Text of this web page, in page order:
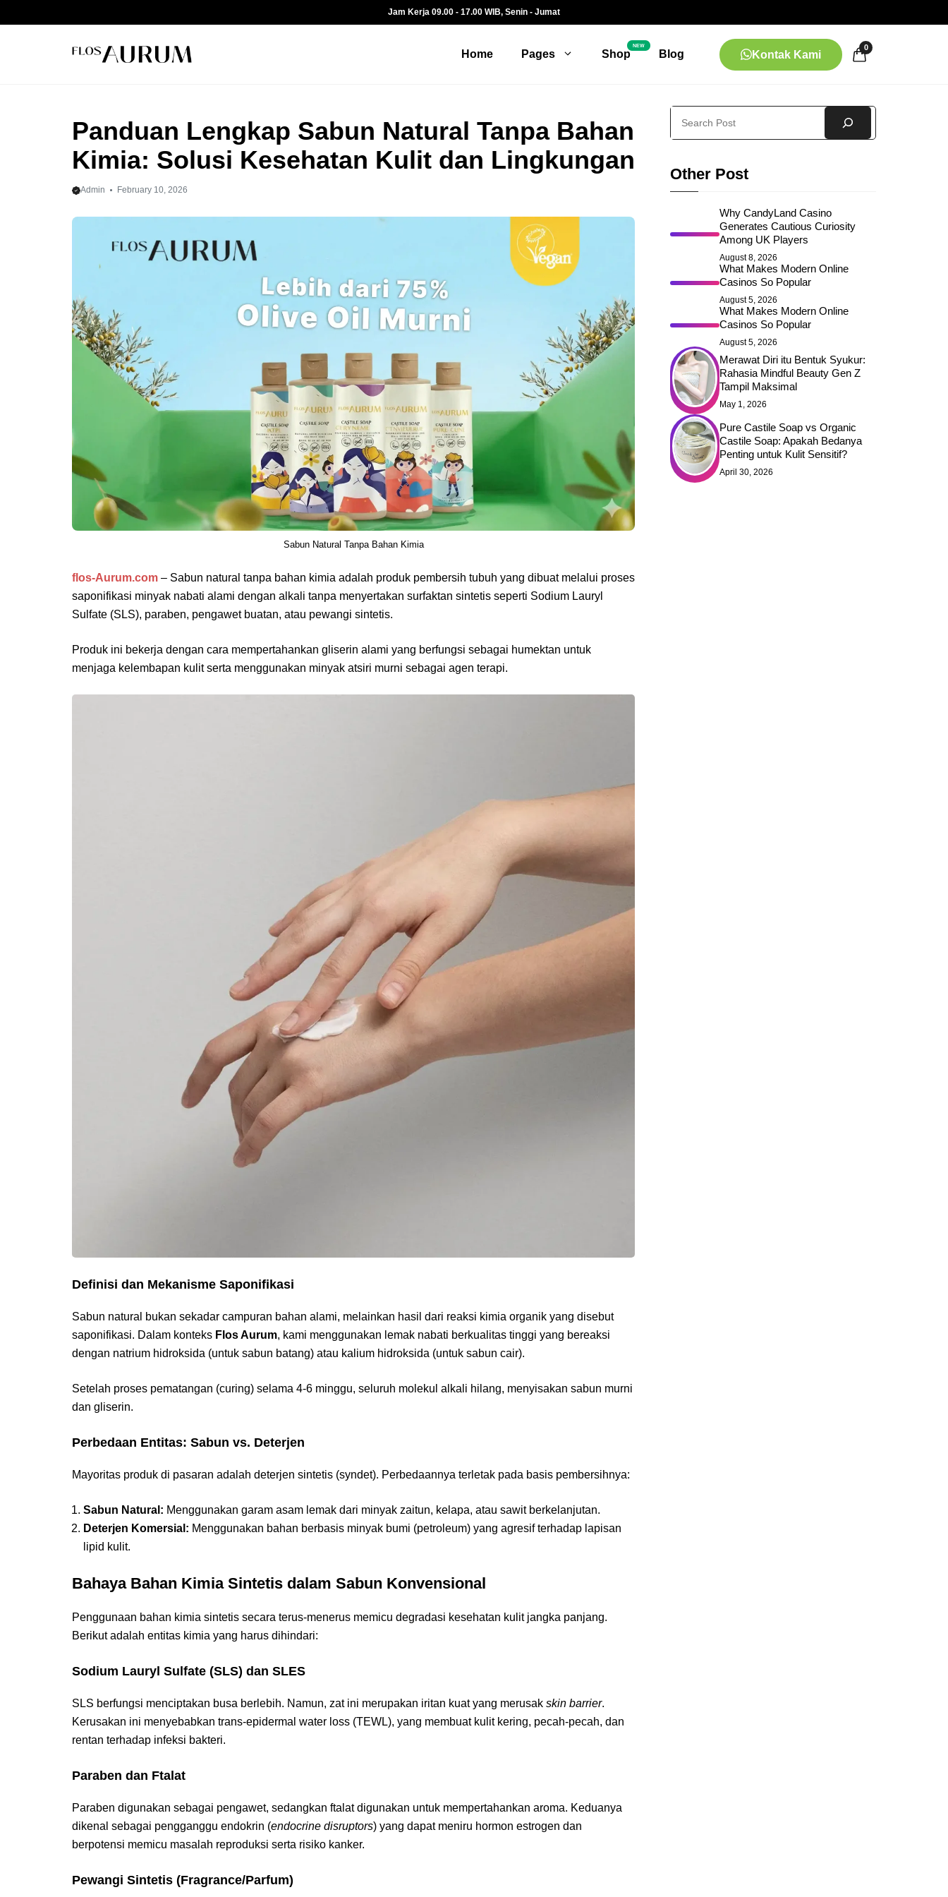
to
Jam Kerja 09.00 - 17.00 WIB, Senin - Jumat
Home Pages Shop
NEW
Blog Kontak Kami
0
Panduan Lengkap Sabun Natural Tanpa Bahan
Kimia: Solusi Kesehatan Kulit dan Lingkungan
Admin February 10, 2026
Sabun Natural Tanpa Bahan Kimia
flos-Aurum.com – Sabun natural tanpa bahan kimia adalah produk pembersih tubuh yang dibuat melalui proses
saponifikasi minyak nabati alami dengan alkali tanpa menyertakan surfaktan sintetis seperti Sodium Lauryl
Sulfate (SLS), paraben, pengawet buatan, atau pewangi sintetis.
Produk ini bekerja dengan cara mempertahankan gliserin alami yang berfungsi sebagai humektan untuk
menjaga kelembapan kulit serta menggunakan minyak atsiri murni sebagai agen terapi.
Definisi dan Mekanisme Saponifikasi
Sabun natural bukan sekadar campuran bahan alami, melainkan hasil dari reaksi kimia organik yang disebut
saponifikasi. Dalam konteks Flos Aurum, kami menggunakan lemak nabati berkualitas tinggi yang bereaksi
dengan natrium hidroksida (untuk sabun batang) atau kalium hidroksida (untuk sabun cair).
Setelah proses pematangan (curing) selama 4-6 minggu, seluruh molekul alkali hilang, menyisakan sabun murni
dan gliserin.
Perbedaan Entitas: Sabun vs. Deterjen
Mayoritas produk di pasaran adalah deterjen sintetis (syndet). Perbedaannya terletak pada basis pembersihnya:
Sabun Natural: Menggunakan garam asam lemak dari minyak zaitun, kelapa, atau sawit berkelanjutan.
Deterjen Komersial: Menggunakan bahan berbasis minyak bumi (petroleum) yang agresif terhadap lapisan
lipid kulit.
Bahaya Bahan Kimia Sintetis dalam Sabun Konvensional
Penggunaan bahan kimia sintetis secara terus-menerus memicu degradasi kesehatan kulit jangka panjang.
Berikut adalah entitas kimia yang harus dihindari:
Sodium Lauryl Sulfate (SLS) dan SLES
SLS berfungsi menciptakan busa berlebih. Namun, zat ini merupakan iritan kuat yang merusak skin barrier.
Kerusakan ini menyebabkan trans-epidermal water loss (TEWL), yang membuat kulit kering, pecah-pecah, dan
rentan terhadap infeksi bakteri.
Paraben dan Ftalat
Paraben digunakan sebagai pengawet, sedangkan ftalat digunakan untuk mempertahankan aroma. Keduanya
dikenal sebagai pengganggu endokrin (endocrine disruptors) yang dapat meniru hormon estrogen dan
berpotensi memicu masalah reproduksi serta risiko kanker.
Pewangi Sintetis (Fragrance/Parfum)
Other Post
Why CandyLand Casino
Generates Cautious Curiosity
Among UK Players
August 8, 2026
What Makes Modern Online
Casinos So Popular
August 5, 2026
What Makes Modern Online
Casinos So Popular
August 5, 2026
Merawat Diri itu Bentuk Syukur:
Rahasia Mindful Beauty Gen Z
Tampil Maksimal
May 1, 2026
Pure Castile Soap vs Organic
Castile Soap: Apakah Bedanya
Penting untuk Kulit Sensitif?
April 30, 2026